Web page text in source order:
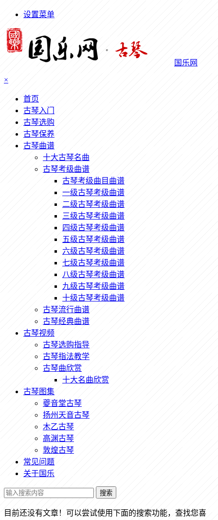
设置菜单
国乐网
×
首页
古琴入门
古琴选购
古琴保养
古琴曲谱
十大古琴名曲
古琴考级曲谱
古琴考级曲目曲谱
一级古琴考级曲谱
二级古琴考级曲谱
三级古琴考级曲谱
四级古琴考级曲谱
五级古琴考级曲谱
六级古琴考级曲谱
七级古琴考级曲谱
八级古琴考级曲谱
九级古琴考级曲谱
十级古琴考级曲谱
古琴流行曲谱
古琴经典曲谱
古琴视频
古琴选购指导
古琴指法教学
古琴曲欣赏
十大名曲欣赏
古琴图集
夔音堂古琴
扬州天音古琴
木乙古琴
高渊古琴
敦煌古琴
常见问题
关于国乐
搜索
目前还没有文章！可以尝试使用下面的搜索功能，查找您喜